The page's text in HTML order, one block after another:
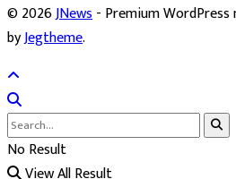
© 2026JNews- Premium
byJegtheme.
No Result
View All Result